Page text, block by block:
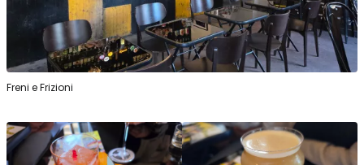
Freni e Frizioni